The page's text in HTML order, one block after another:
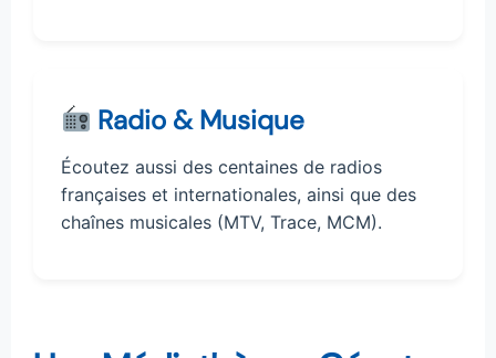
Radio & Musique
Écoutez aussi des centaines de radios
françaises et internationales, ainsi que des
chaînes musicales (MTV, Trace, MCM).